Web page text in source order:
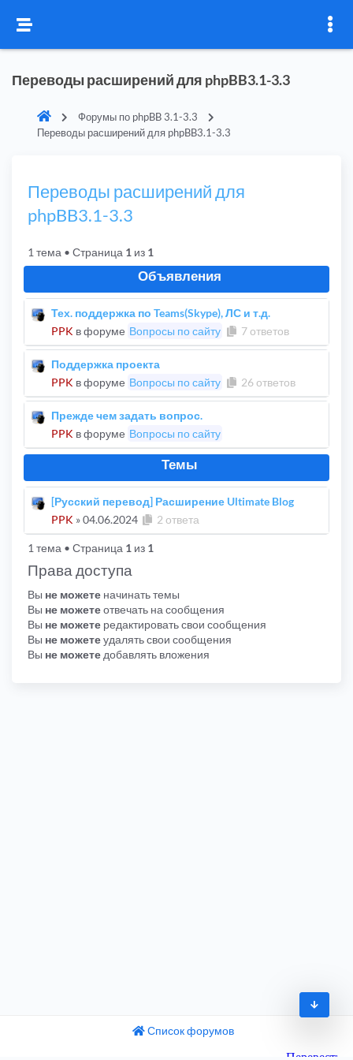
Переводы расширений для phpBB3.1-3.3
Форумы по phpBB 3.1-3.3
Переводы расширений для phpBB3.1-3.3
Переводы расширений для
phpBB3.1-3.3
1 тема • Страница 1 из 1
Объявления
Тех. поддержка по Teams(Skype), ЛС и т.д.
PPK в форуме Вопросы по сайту 7 ответов
Поддержка проекта
PPK в форуме Вопросы по сайту 26 ответов
Прежде чем задать вопрос.
PPK в форуме Вопросы по сайту
Темы
[Русский перевод] Расширение Ultimate Blog
PPK »04.06.2024 2 ответа
1 тема • Страница 1 из 1
Права доступа
Вы не можете начинать темы
Вы не можетеотвечать на сообщения
Вы не можете редактировать свои сообщения
Вы не можетеудалять свои сообщения
Вы не можете добавлять вложения
Список форумов